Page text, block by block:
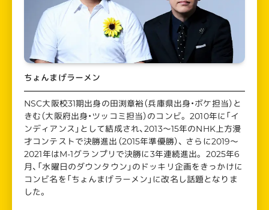
ちょんまげラーメン
NSC大阪校31期出身の田渕章裕（兵庫県出身・ボケ担当）と
きむ（大阪府出身・ツッコミ担当）のコンビ。 2010年に「イ
ンディアンス」として結成され、2013〜15年のNHK上方漫
才コンテストで決勝進出（2015年準優勝）、 さらに2019〜
2021年はM-1グランプリで決勝に3年連続進出。 2025年6
月、「水曜日のダウンタウン」のドッキリ企画をきっかけに
コンビ名を「ちょんまげラーメン」に改名し話題となりま
した。